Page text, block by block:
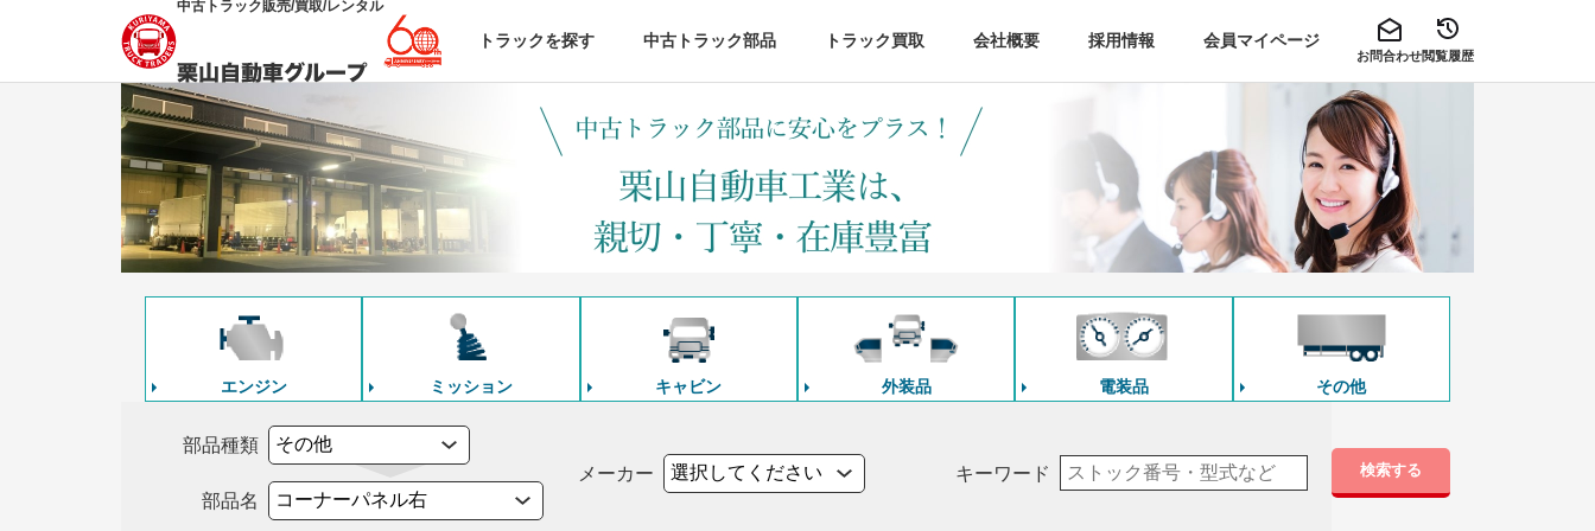
中古トラック販売/買取/レンタル
トラックを探す 中古トラック部品 トラック買取 会社概要 採用情報 会員マイページ
お問合わせ閲覧履歴
エンジン ミッション キャビン 外装品 電装品 その他
部品種類
部品名
メーカー キーワード 検索する